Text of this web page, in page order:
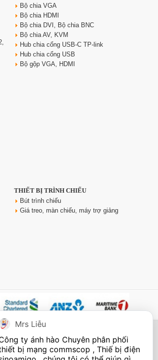
Bộ chia VGA
Bộ chia HDMI
Bộ chia DVI, Bộ chia BNC
Bộ chia AV, KVM
Hub chia cổng USB-C TP-link
Hub chia cổng USB
Bộ gộp VGA, HDMI
THIẾT BỊ TRÌNH CHIẾU
Bút trình chiếu
Giá treo, màn chiếu, máy trợ giảng
Mrs Liễu
ty ánh hào Chuyên phân phối
bị mạng commscop , Thiế bị điện